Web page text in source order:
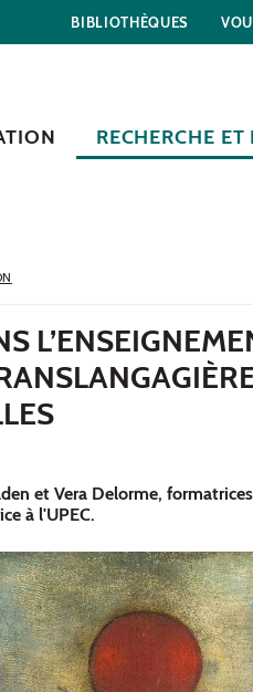
BIBLIOTHÈQUES
RECHERCHE
et Vera Delorme,
à l'UPEC.